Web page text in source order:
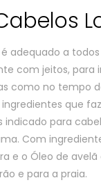
adequado a
com jeitos, para
como no tempo
que
para
Com
e o Óleo de
e para a praia.